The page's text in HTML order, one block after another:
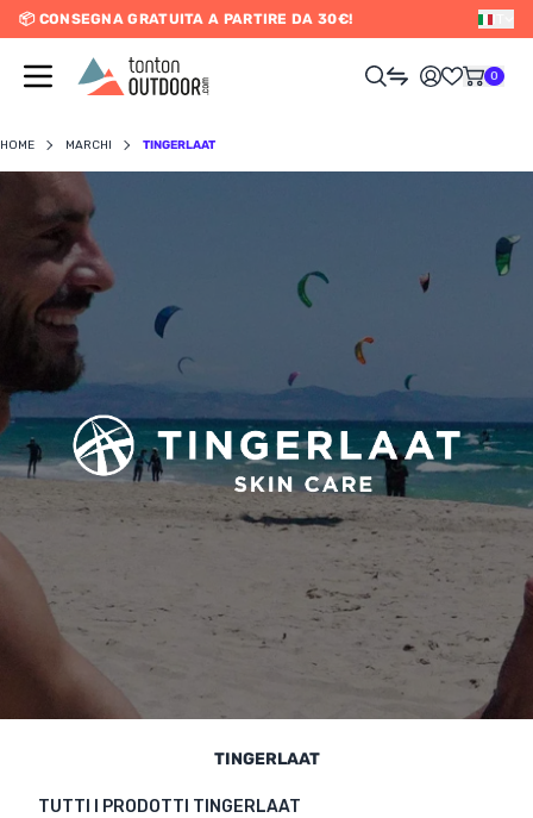
content
📦 CONSEGNA GRATUITA A PARTIRE DA 30€!
0
/ CORSA
/ VIAGGIO
/ NUOTO
SPORT
I MIEI PREFERITI
HOME MARCHI TINGERLAAT
TINGERLAAT
TUTTI I PRODOTTI TINGERLAAT